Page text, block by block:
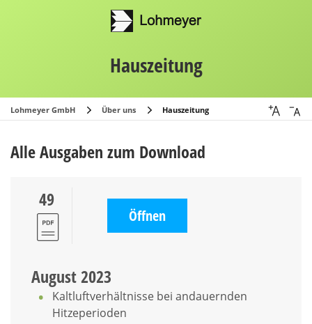
Hauszeitung
Lohmeyer GmbH Über uns Hauszeitung
Alle Ausgaben zum Download
49
Öffnen
August 2023
Kaltluftverhältnisse bei andauernden
Hitzeperioden